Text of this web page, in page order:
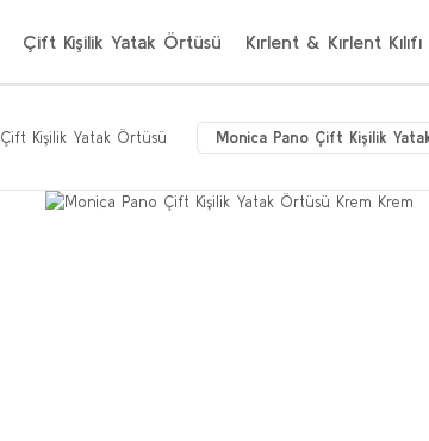
Çift Kişilik Yatak Örtüsü Kırlent & Kırlent Kılıfı
Çift Kişilik Yatak Örtüsü Monica Pano Çift Kişilik